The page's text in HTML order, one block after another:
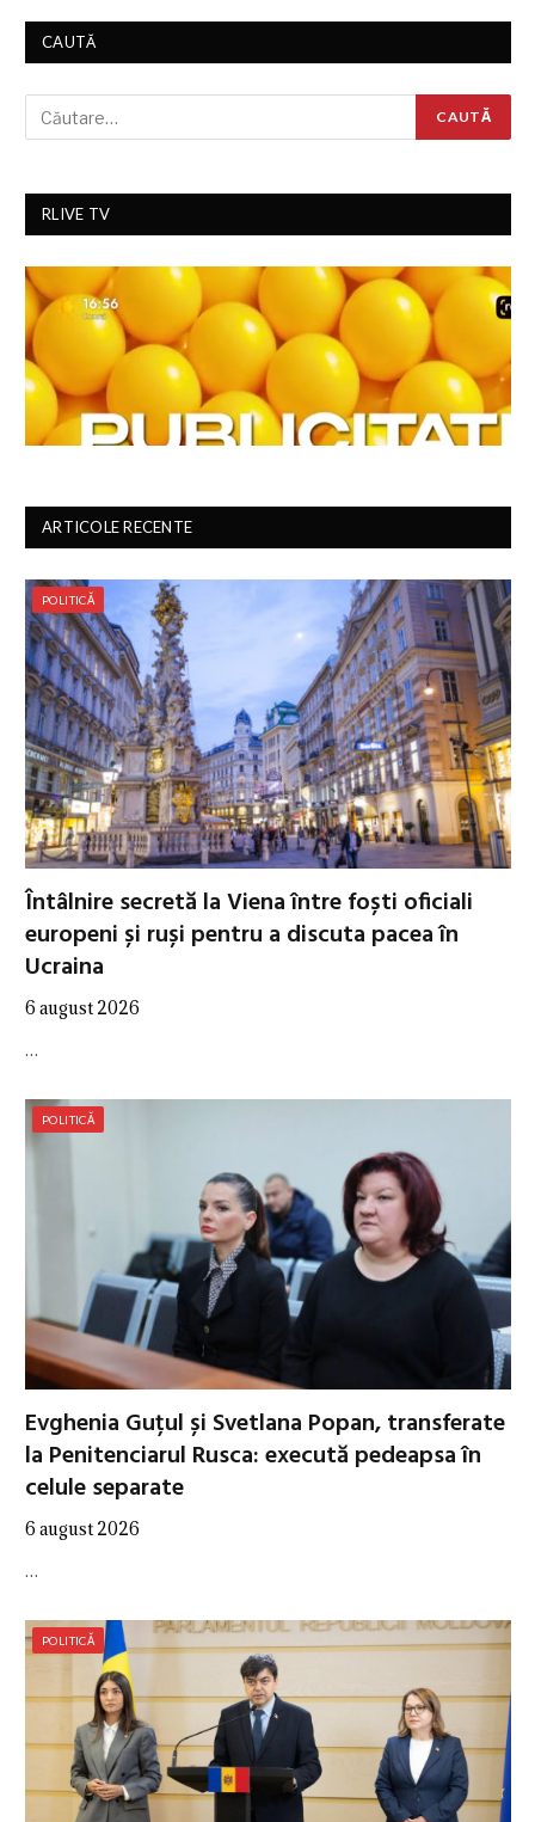
CAUTĂ
RLIVE TV
ARTICOLE RECENTE
POLITICĂ
Întâlnire secretă la Viena între foști oficiali
europeni și ruși pentru a discuta pacea în
Ucraina
6 august 2026
…
POLITICĂ
Evghenia Guțul și Svetlana Popan, transferate
la Penitenciarul Rusca: execută pedeapsa în
celule separate
6 august 2026
…
POLITICĂ